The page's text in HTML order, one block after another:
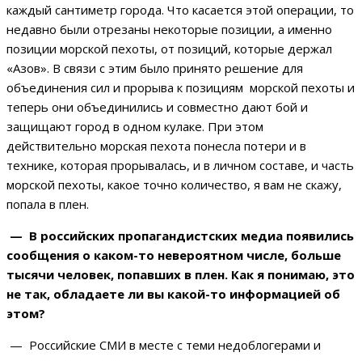
каждый сантиметр города. Что касается этой операции, то
недавно были отрезаны некоторые позиции, а именно
позиции морской пехоты, от позиций, которые держал
«Азов». В связи с этим было принято решение для
объединения сил и прорыва к позициям морской пехоты и
теперь они объединились и совместно дают бой и
защищают город в одном кулаке. При этом
действительно морская пехота понесла потери и в
технике, которая прорывалась, и в личном составе, и часть
морской пехоты, какое точно количество, я вам не скажу,
попала в плен.
— В российских пропагандистских медиа появились
сообщения о каком-то невероятном числе, больше
тысячи человек, попавших в плен. Как я понимаю, это
не так, обладаете ли вы какой-то информацией об
этом?
— Российские СМИ в месте с теми недоблогерами и